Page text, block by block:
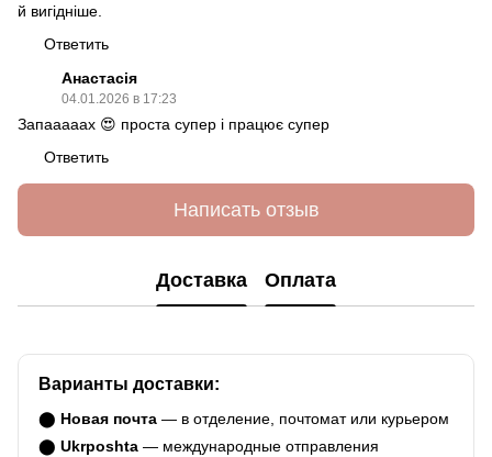
й вигідніше.
Ответить
Анастасія
04.01.2026 в 17:23
Запааааах 😍 проста супер і працює супер
Ответить
Написать отзыв
Доставка Оплата
Варианты доставки:
⬤ Новая почта — в отделение, почтомат или курьером
⬤ Ukrposhta — международные отправления